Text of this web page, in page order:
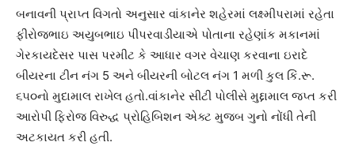
બનાવની પ્રાપ્ત વિગતો અનુસાર વાંકાનેર શહેરમાં લક્ષ્મીપરામાં રહેતા
ફીરોજભાઇ અયુબભાઇ પીપરવાડીયાએ પોતાના રહેણાંક મકાનમાં
ગેરકાયદેસર પાસ પરમીટ કે આધાર વગર વેચાણ કરવાના ઇરાદે
બીયરના ટીન નંગ 5 અને બીયરની બોટલ નંગ 1 મળી કુલ કિં.રૂ.
૬૫૦નો મુદામાલ રાખેલ હતો.વાંકાનેર સીટી પોલીસે મુદ્દામાલ જપ્ત કરી
આરોપી ફિરોજ વિરુદ્ધ પ્રોહિબિશન એક્ટ મુજબ ગુનો નોંધી તેની
અટકાયત કરી હતી.